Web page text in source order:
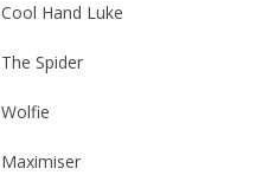
Cool Hand Luke
The Spider
Wolfie
Maximiser